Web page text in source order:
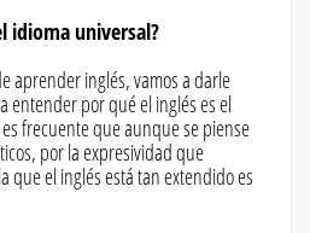
idioma universal?
aprender inglés, vamos a darle
entender por qué el inglés es el
frecuente que aunque se piense
por la expresividad que
que el inglés está tan extendido es